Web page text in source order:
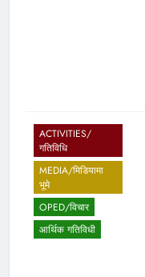
ACTIVITIES/
गतिविधि
MEDIA/मिडियामा
भूमे
OPED/विचार
आर्थिक गतिविधी